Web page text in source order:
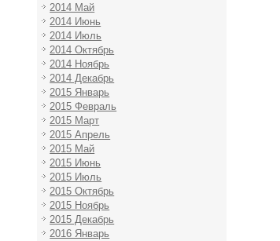
2014 Май
2014 Июнь
2014 Июль
2014 Октябрь
2014 Ноябрь
2014 Декабрь
2015 Январь
2015 Февраль
2015 Март
2015 Апрель
2015 Май
2015 Июнь
2015 Июль
2015 Октябрь
2015 Ноябрь
2015 Декабрь
2016 Январь